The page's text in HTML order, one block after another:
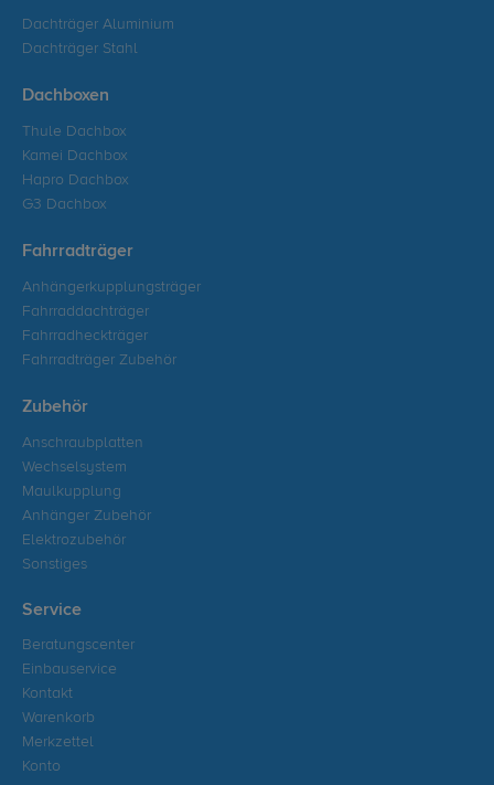
Dachträger Aluminium
Dachträger Stahl
Dachboxen
Thule Dachbox
Kamei Dachbox
Hapro Dachbox
G3 Dachbox
Fahrradträger
Anhängerkupplungsträger
Fahrraddachträger
Fahrradheckträger
Fahrradträger Zubehör
Zubehör
Anschraubplatten
Wechselsystem
Maulkupplung
Anhänger Zubehör
Elektrozubehör
Sonstiges
Service
Beratungscenter
Einbauservice
Kontakt
Warenkorb
Merkzettel
Konto